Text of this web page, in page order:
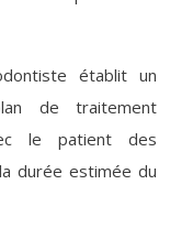
établit un
de traitement
le patient des
durée estimée du